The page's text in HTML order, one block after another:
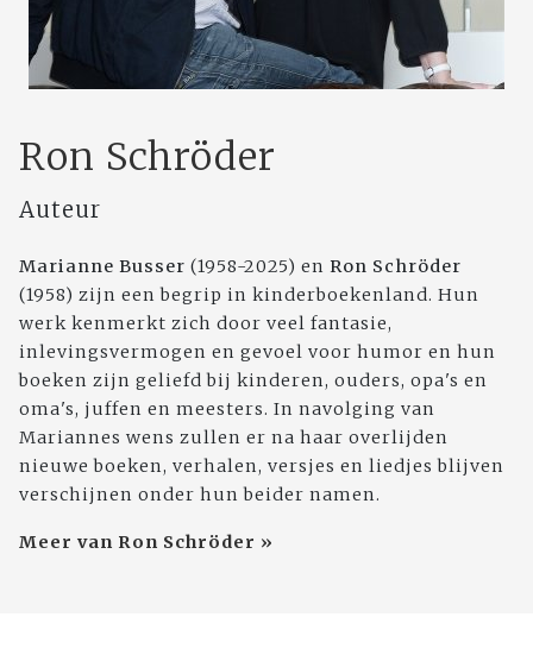
Ron Schröder
Auteur
Marianne Busser (1958-2025) en Ron Schröder
(1958) zijn een begrip in kinderboekenland. Hun
werk kenmerkt zich door veel fantasie,
inlevingsvermogen en gevoel voor humor en hun
boeken zijn geliefd bij kinderen, ouders, opa's en
oma's, juffen en meesters. In navolging van
Mariannes wens zullen er na haar overlijden
nieuwe boeken, verhalen, versjes en liedjes blijven
verschijnen onder hun beider namen.
Meer van Ron Schröder »